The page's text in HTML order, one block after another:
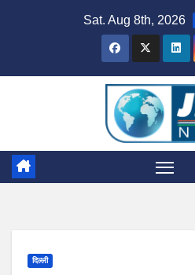
Sat. Aug 8th, 2026
दिल्ली